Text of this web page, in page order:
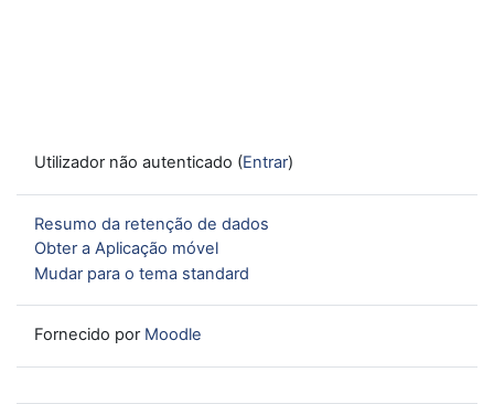
Utilizador não autenticado (Entrar)
Resumo da retenção de dados
Obter a Aplicação móvel
Mudar para o tema standard
Fornecido por Moodle